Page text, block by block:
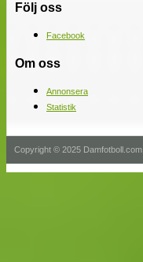
Följ oss
Facebook
Om oss
Annonsera
Statistik
Copyright © 2025 Damfotboll.com